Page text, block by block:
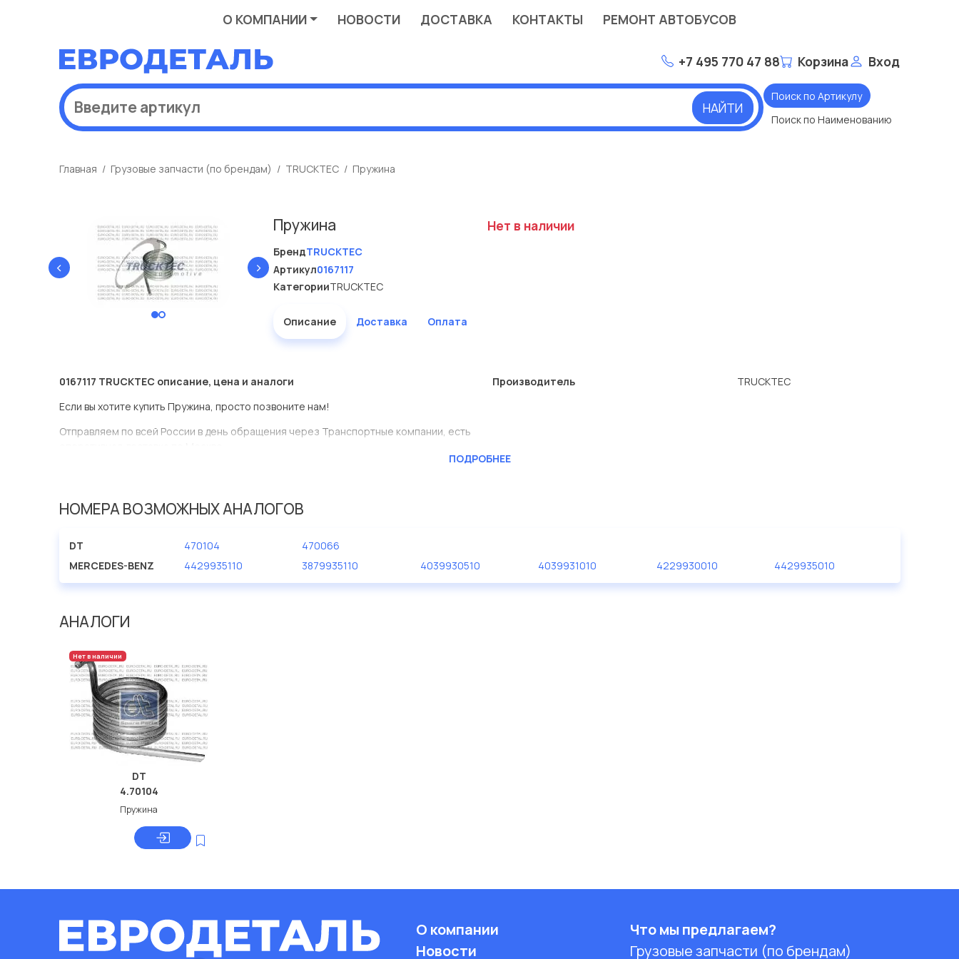
О КОМПАНИИ НОВОСТИ ДОСТАВКА КОНТАКТЫ РЕМОНТ АВТОБУСОВ
+7 495 770 47 88 Корзина Вход
НАЙТИ
Поиск по Артикулу
Поиск по Наименованию
Главная Грузовые запчасти (по брендам) TRUCKTEC Пружина
‹ ›
Пружина
БрендTRUCKTEC
Артикул0167117
КатегорииTRUCKTEC
Нет в наличии
Описание Доставка Оплата
0167117 TRUCKTEC описание, цена и аналоги
Если вы хотите купить Пружина, просто позвоните нам!
Отправляем по всей России в день обращения через Транспортные компании, есть
Мы продаем сертифицированные колодки тормозные дисковые с гарантией от
производителя TRUCKTEC.
Производитель TRUCKTEC
ПОДРОБНЕЕ
НОМЕРА ВОЗМОЖНЫХ АНАЛОГОВ
DT 470104
470066
MERCEDES-BENZ
4429935110 3879935110 4039930510 4039931010 4229930010 4429935010
АНАЛОГИ
Нет в наличии
DT
4.70104
Пружина
О компании
Новости
Что мы предлагаем?
Грузовые запчасти (по брендам)